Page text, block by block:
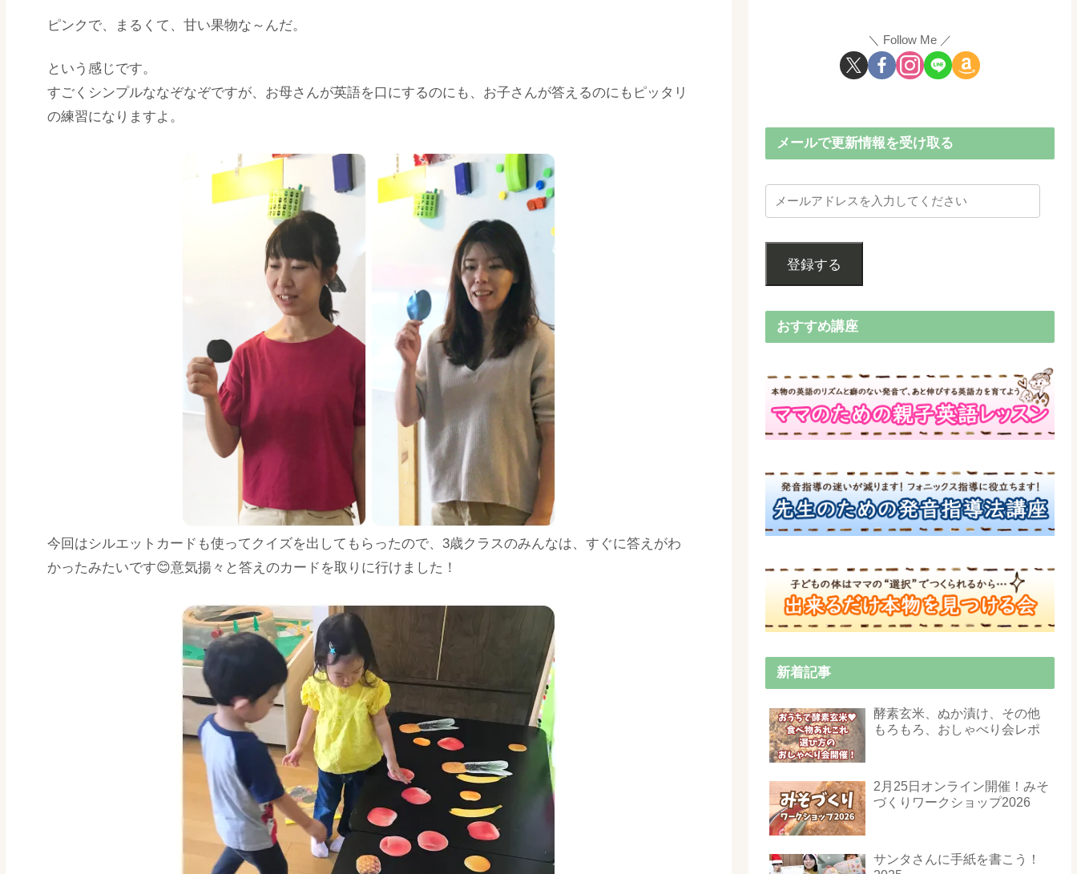
ピンクで、まるくて、甘い果物な～んだ。
という感じです。
すごくシンプルななぞなぞですが、お母さんが英語を口にするのにも、お子さんが答えるのにもピッタリ
の練習になりますよ。
今回はシルエットカードも使ってクイズを出してもらったので、3歳クラスのみんなは、すぐに答えがわ
かったみたいです😊意気揚々と答えのカードを取りに行けました！
Follow Me
メールで更新情報を受け取る
登録する
おすすめ講座
新着記事
酵素玄米、ぬか漬け、その他
もろもろ、おしゃべり会レポ
2月25日オンライン開催！みそ
づくりワークショップ2026
サンタさんに手紙を書こう！